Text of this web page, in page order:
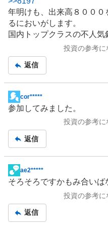
示
板
記
事
年明けも、出来高８００
るにおいがします。
国内トップクラスの不人気
投資の参考に
返信
掲
示
事
cor*****
参加してみました。
投資の参考に
返信
掲
示
事
ae2*****
そろそろですかもみ合いば
投資の参考に
返信